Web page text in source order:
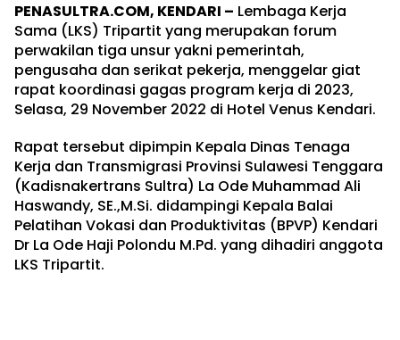
PENASULTRA.COM, KENDARI – Lembaga Kerja
Sama (LKS) Tripartit yang merupakan forum
perwakilan tiga unsur yakni pemerintah,
pengusaha dan serikat pekerja, menggelar giat
rapat koordinasi gagas program kerja di 2023,
Selasa, 29 November 2022 di Hotel Venus Kendari.
Rapat tersebut dipimpin Kepala Dinas Tenaga
Kerja dan Transmigrasi Provinsi Sulawesi Tenggara
(Kadisnakertrans Sultra) La Ode Muhammad Ali
Haswandy, SE.,M.Si. didampingi Kepala Balai
Pelatihan Vokasi dan Produktivitas (BPVP) Kendari
Dr La Ode Haji Polondu M.Pd. yang dihadiri anggota
LKS Tripartit.